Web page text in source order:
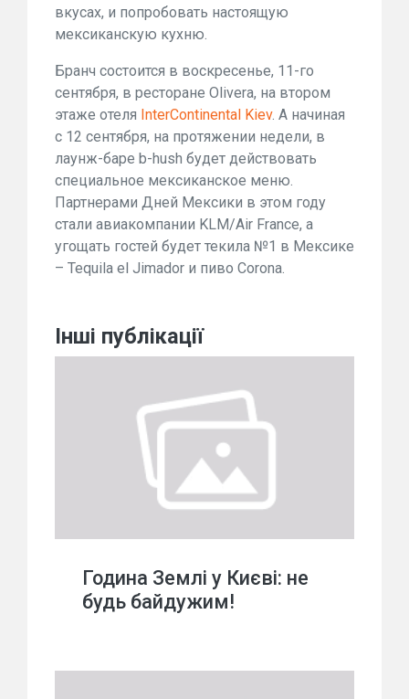
вкусах, и попробовать настоящую
мексиканскую кухню.
Бранч состоится в воскресенье, 11-го
сентября, в ресторане Olivera, на втором
этаже отеля InterContinental Kiev. А начиная
с 12 сентября, на протяжении недели, в
лаунж-баре b-hush будет действовать
специальное мексиканское меню.
Партнерами Дней Мексики в этом году
стали авиакомпании KLM/Air France, а
угощать гостей будет текила №1 в Мексике
– Tequila el Jimador и пиво Corona.
Інші публікації
Година Землі у Києві: не
будь байдужим!